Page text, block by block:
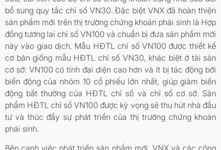
bổ sung quy tắc chỉ số VN30. Đặc biệt VNX đã hoàn thiện
sản phẩm mới trên thị trường chứng khoán phái sinh là Hợp
đồng tương lai chỉ số VN100 và chuẩn bị đưa sản phẩm mới
này vào giao dịch. Mẫu HĐTL chỉ số VN100 được thiết kế
cơ bản giống mẫu HĐTL chỉ số VN30, khác biệt ở tài sản
cơ sở: VN100 có tính đại diện cao hơn và ít bị tác động bởi
biến động của nhóm 10 cổ phiếu lớn nhất, giúp giảm biến
động bất thường của HĐTL chỉ số và chỉ số cơ sở. Sản
phẩm HĐTL chỉ số VN100 được kỳ vọng sẽ thu hút nhà đầu
tư và thúc đẩy sự phát triển của thị trường chứng khoán
phái sinh.
Bên cạnh việc phát triển sản phẩm mới, VNX và các công